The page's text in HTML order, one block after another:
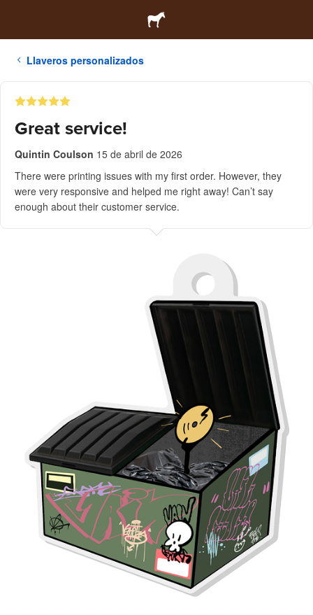
Llaveros personalizados
Great service!
Quintin Coulson 15 de abril de 2026
There were printing issues with my first order. However, they
were very responsive and helped me right away! Can’t say
enough about their customer service.